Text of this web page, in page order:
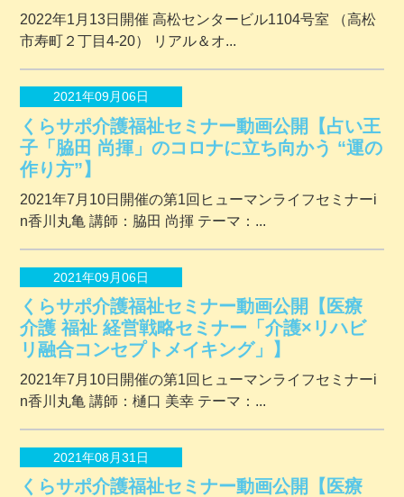
2022年1月13日開催 ⾼松センタービル1104号室 （⾼松
市寿町２丁⽬4-20） リアル＆オ...
2021年09月06日
くらサポ介護福祉セミナー動画公開【占い王
子「脇田 尚揮」のコロナに立ち向かう “運の
作り方”】
2021年7月10日開催の第1回ヒューマンライフセミナーi
n香川丸亀 講師：脇田 尚揮 テーマ：...
2021年09月06日
くらサポ介護福祉セミナー動画公開【医療
介護 福祉 経営戦略セミナー「介護×リハビ
リ融合コンセプトメイキング」】
2021年7月10日開催の第1回ヒューマンライフセミナーi
n香川丸亀 講師：樋口 美幸 テーマ：...
2021年08月31日
くらサポ介護福祉セミナー動画公開【医療